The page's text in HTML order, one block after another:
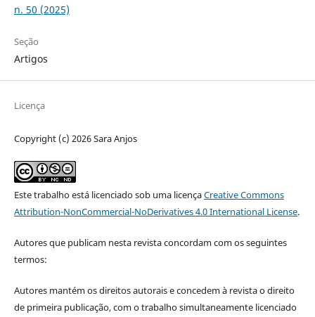
n. 50 (2025)
Seção
Artigos
Licença
Copyright (c) 2026 Sara Anjos
Este trabalho está licenciado sob uma licençaCreative Commons
Attribution-NonCommercial-NoDerivatives 4.0 International License.
Autores que publicam nesta revista concordam com os seguintes
termos:
Autores mantém os direitos autorais e concedem à revista o direito
de primeira publicação, com o trabalho simultaneamente licenciado